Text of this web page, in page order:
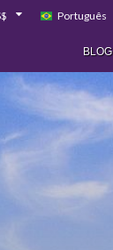
Português
BLOG